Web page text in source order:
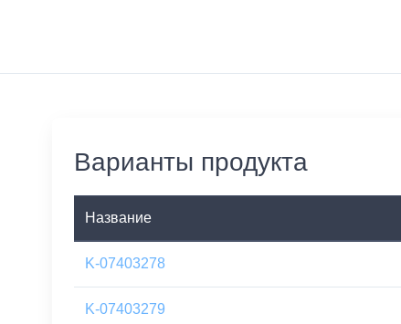
Варианты продукта
Название
K-07403278
K-07403279